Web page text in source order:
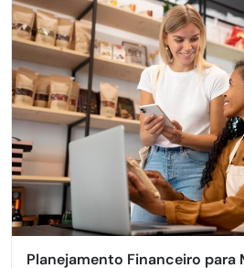
Planejamento Financeiro para